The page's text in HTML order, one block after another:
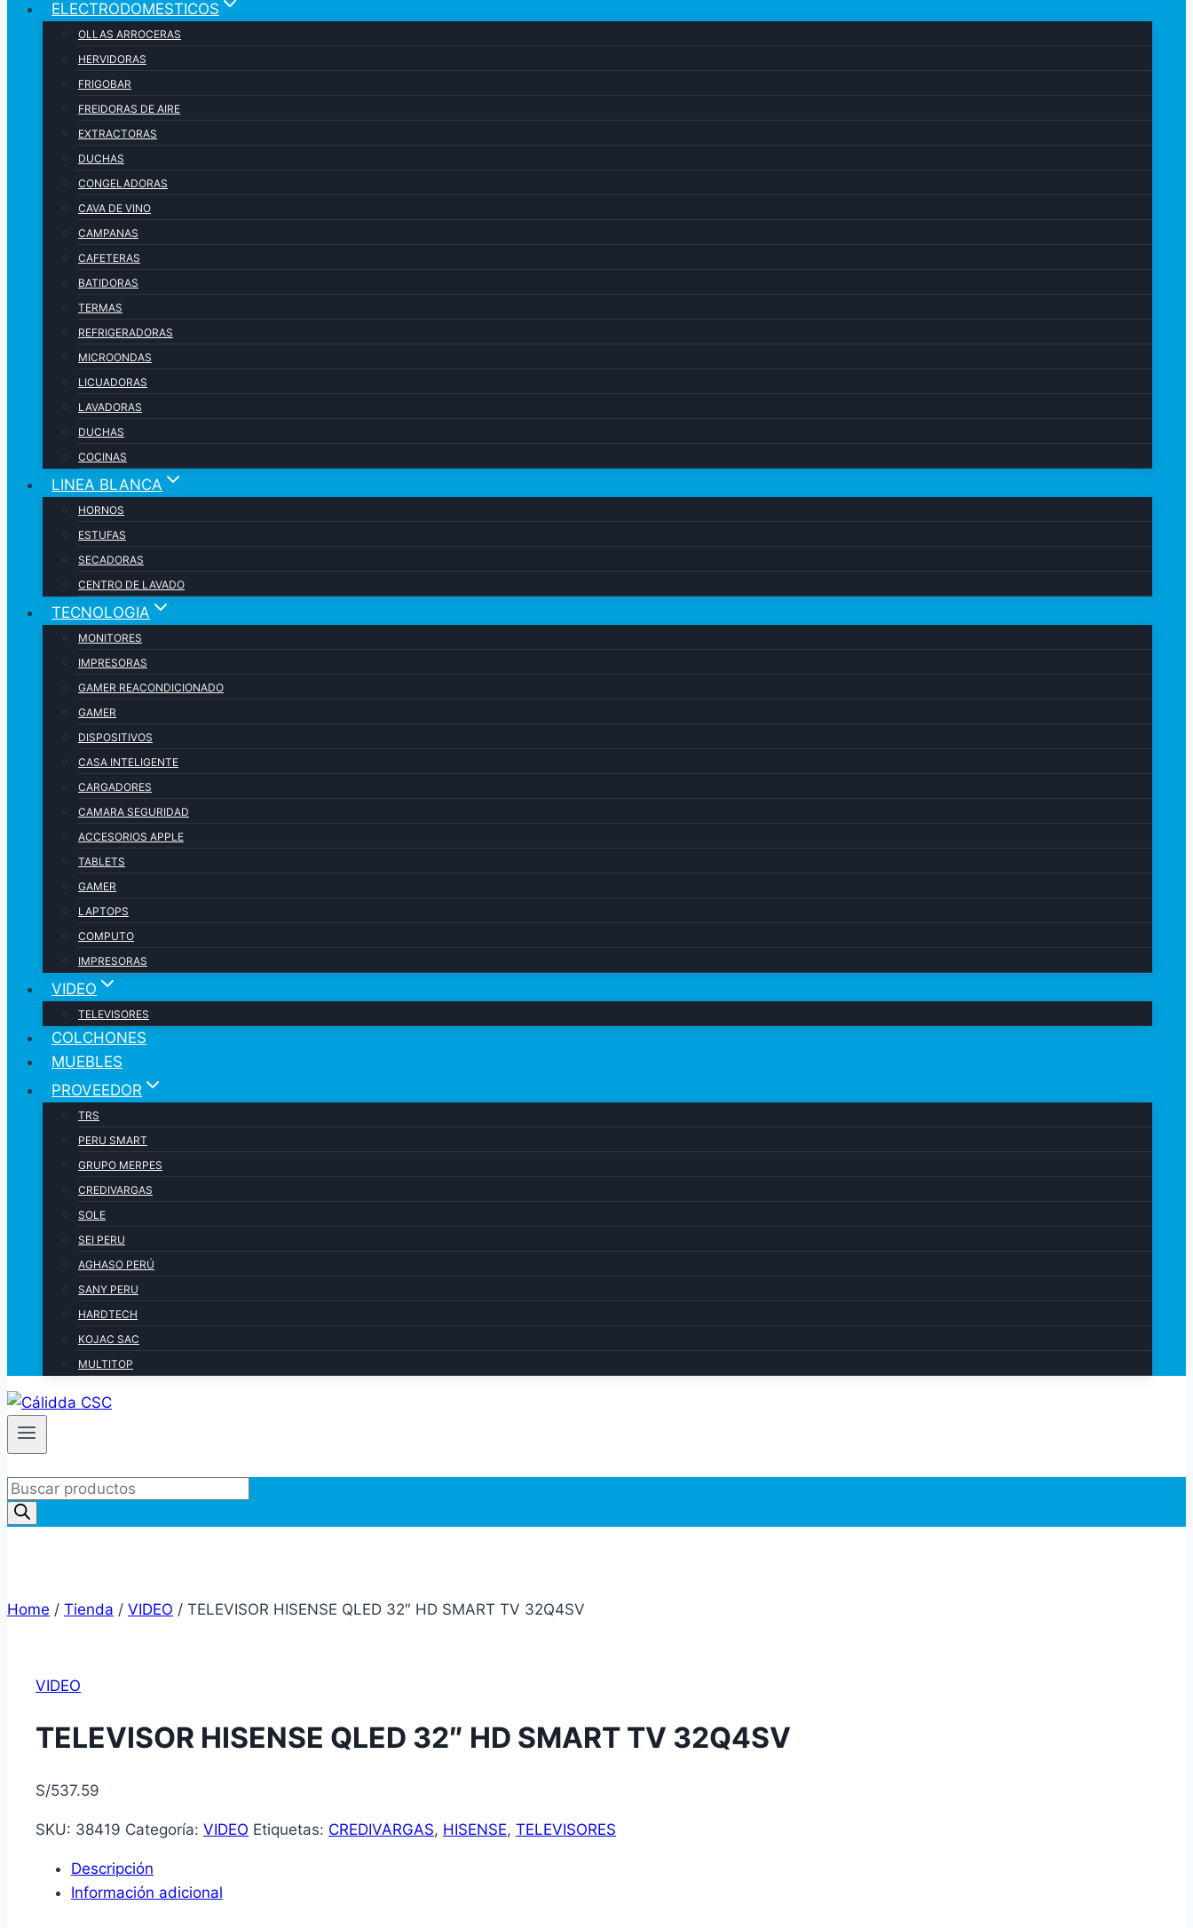
ELECTRODOMESTICOS
OLLAS ARROCERAS
HERVIDORAS
FRIGOBAR
FREIDORAS DE AIRE
EXTRACTORAS
DUCHAS
CONGELADORAS
CAVA DE VINO
CAMPANAS
CAFETERAS
BATIDORAS
TERMAS
REFRIGERADORAS
MICROONDAS
LICUADORAS
LAVADORAS
DUCHAS
COCINAS
LINEA BLANCA
HORNOS
ESTUFAS
SECADORAS
CENTRO DE LAVADO
TECNOLOGIA
MONITORES
IMPRESORAS
GAMER REACONDICIONADO
GAMER
DISPOSITIVOS
CASA INTELIGENTE
CARGADORES
CAMARA SEGURIDAD
ACCESORIOS APPLE
TABLETS
GAMER
LAPTOPS
COMPUTO
IMPRESORAS
VIDEO
TELEVISORES
COLCHONES
MUEBLES
PROVEEDOR
TRS
PERU SMART
GRUPO MERPES
CREDIVARGAS
SOLE
SEI PERU
AGHASO PERÚ
SANY PERU
HARDTECH
KOJAC SAC
MULTITOP
Products
search
Home / Tienda / VIDEO / TELEVISOR HISENSE QLED 32″ HD SMART TV 32Q4SV
VIDEO
TELEVISOR HISENSE QLED 32″ HD SMART TV 32Q4SV
S/537.59
SKU: 38419 Categoría: VIDEO Etiquetas: CREDIVARGAS, HISENSE, TELEVISORES
Descripción
Información adicional